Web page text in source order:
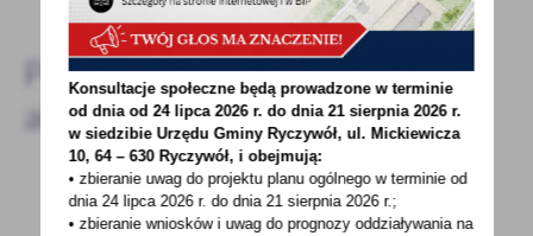
Pozostałe
aktualności
16 - 03 - 2022
Konsultacje społeczne będą prowadzone w terminie
od dnia od 24 lipca 2026 r. do dnia 21 sierpnia 2026 r.
w siedzibie Urzędu Gminy Ryczywół, ul. Mickiewicza
10, 64 – 630 Ryczywół, i obejmują:
• zbieranie uwag do projektu planu ogólnego w terminie od
dnia 24 lipca 2026 r. do dnia 21 sierpnia 2026 r.;
• zbieranie wniosków i uwag do prognozy oddziaływania na